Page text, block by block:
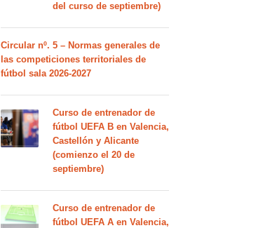
del curso de septiembre)
Circular nº. 5 – Normas generales de
las competiciones territoriales de
fútbol sala 2026-2027
Curso de entrenador de
fútbol UEFA B en Valencia,
Castellón y Alicante
(comienzo el 20 de
septiembre)
Curso de entrenador de
fútbol UEFA A en Valencia,